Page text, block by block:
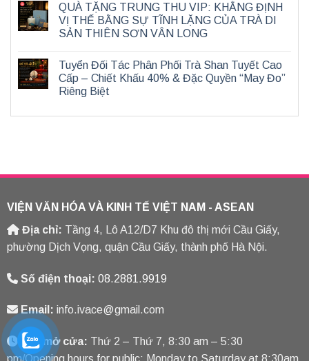
QUÀ TẶNG TRUNG THU VIP: KHẲNG ĐỊNH
VỊ THẾ BẰNG SỰ TĨNH LẶNG CỦA TRÀ DI
SẢN THIÊN SƠN VÂN LONG
Tuyển Đối Tác Phân Phối Trà Shan Tuyết Cao
Cấp – Chiết Khấu 40% & Đặc Quyền “May Đo”
Riêng Biệt
VIỆN VĂN HÓA VÀ KINH TẾ VIỆT NAM - ASEAN
Địa chỉ: Tầng 4, Lô A12/D7 Khu đô thị mới Cầu Giấy,
phường Dịch Vọng, quận Cầu Giấy, thành phố Hà Nội.
Số điện thoại: 08.2881.9919
Email: info.ivace@gmail.com
Giờ mở cửa: Thứ 2 – Thứ 7, 8:30 am – 5:30